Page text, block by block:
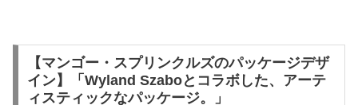
【マンゴー・スプリンクルズのパッケージデザ
イン】「Wyland Szaboとコラボした、アーテ
ィスティックなパッケージ。」